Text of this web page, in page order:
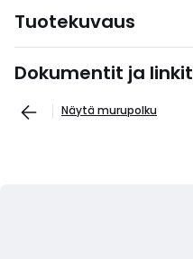
Tuotekuvaus
Dokumentit ja linkit
Näytä murupolku